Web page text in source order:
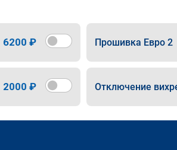
6200 ₽ Прошивка Евро 2
2000 ₽ Отключение